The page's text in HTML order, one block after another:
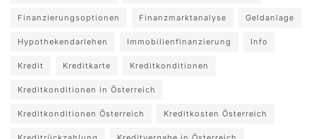
Finanzierungsoptionen Finanzmarktanalyse Geldanlage
Hypothekendarlehen Immobilienfinanzierung Info
Kredit Kreditkarte Kreditkonditionen
Kreditkonditionen in Österreich
Kreditkonditionen Österreich Kreditkosten Österreich